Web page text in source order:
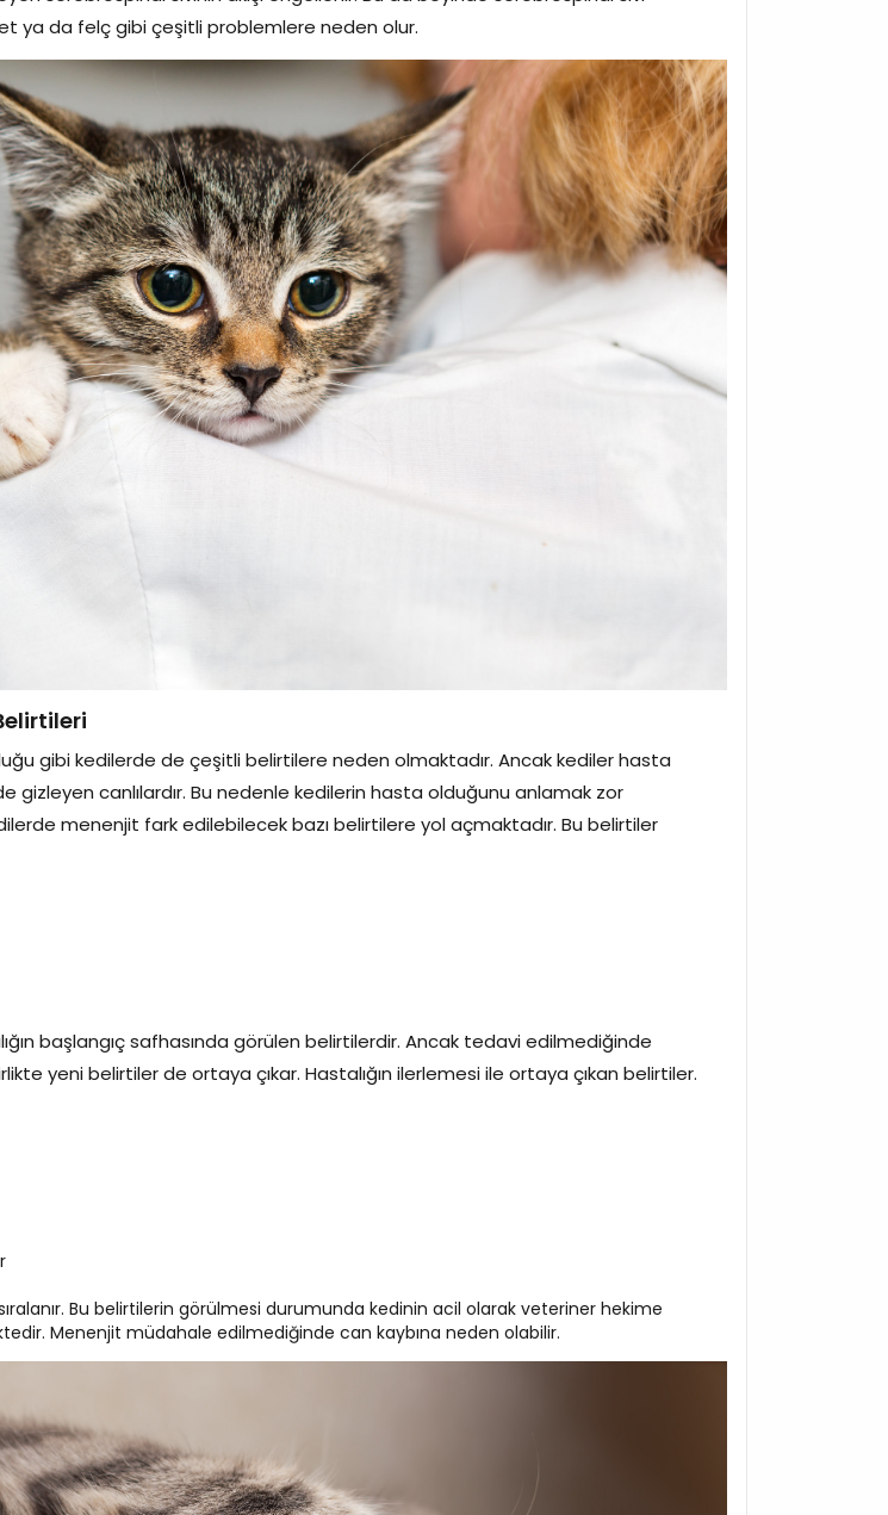
ya da felç gibi çeşitli problemlere neden olur.
gibi kedilerde de çeşitli belirtilere neden olmaktadır. Ancak kediler hasta
gizleyen canlılardır. Bu nedenle kedilerin hasta olduğunu anlamak zor
menenjit fark edilebilecek bazı belirtilere yol açmaktadır. Bu belirtiler
başlangıç safhasında görülen belirtilerdir. Ancak tedavi edilmediğinde
yeni belirtiler de ortaya çıkar. Hastalığın ilerlemesi ile ortaya çıkan belirtiler.
Bu belirtilerin görülmesi durumunda kedinin acil olarak veteriner hekime
Menenjit müdahale edilmediğinde can kaybına neden olabilir.